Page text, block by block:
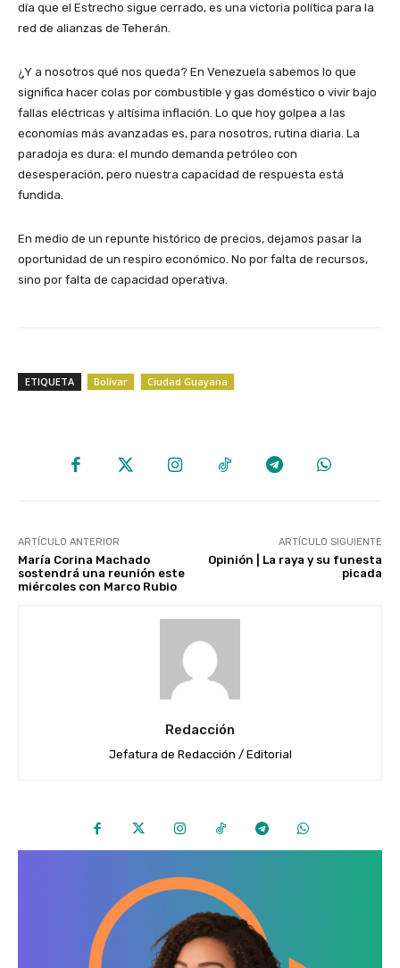
día que el Estrecho sigue cerrado, es una victoria política para la
red de alianzas de Teherán.
¿Y a nosotros qué nos queda? En Venezuela sabemos lo que
significa hacer colas por combustible y gas doméstico o vivir bajo
fallas eléctricas y altísima inflación. Lo que hoy golpea a las
economías más avanzadas es, para nosotros, rutina diaria. La
paradoja es dura: el mundo demanda petróleo con
desesperación, pero nuestra capacidad de respuesta está
fundida.
En medio de un repunte histórico de precios, dejamos pasar la
oportunidad de un respiro económico. No por falta de recursos,
sino por falta de capacidad operativa.
ETIQUETA Bolívar Ciudad Guayana
ARTÍCULO ANTERIOR
María Corina Machado
sostendrá una reunión este
miércoles con Marco Rubio
ARTÍCULO SIGUIENTE
Opinión | La raya y su funesta
picada
Redacción
Jefatura de Redacción / Editorial